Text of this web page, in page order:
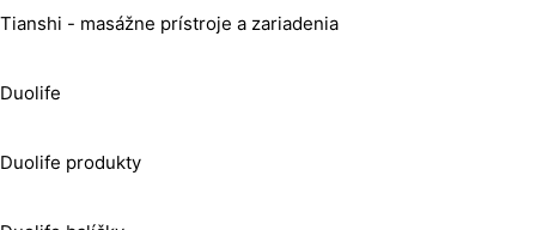
Tianshi - masážne prístroje a zariadenia
Duolife
Duolife produkty